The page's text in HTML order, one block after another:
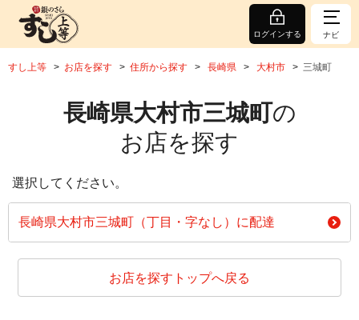
ログインする ナビ
すし上等 お店を探す 住所から探す 長崎県 大村市 三城町
長崎県大村市三城町の
お店を探す
選択してください。
長崎県大村市三城町（丁目・字なし）に配達
お店を探すトップへ戻る